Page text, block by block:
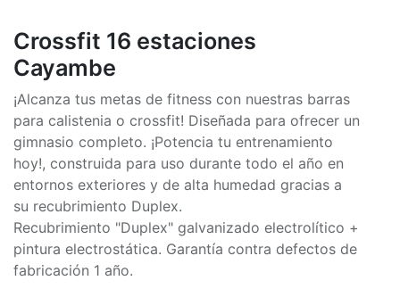
Crossfit 16 estaciones
Cayambe
¡Alcanza tus metas de fitness con nuestras barras
para calistenia o crossfit! Diseñada para ofrecer un
gimnasio completo. ¡Potencia tu entrenamiento
hoy!, construida para uso durante todo el año en
entornos exteriores y de alta humedad gracias a
su recubrimiento Duplex.
Recubrimiento "Duplex" galvanizado electrolítico +
pintura electrostática. Garantía contra defectos de
fabricación 1 año.